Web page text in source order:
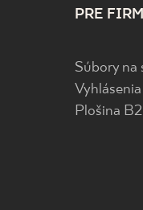
PRE
Súbory
Plošina